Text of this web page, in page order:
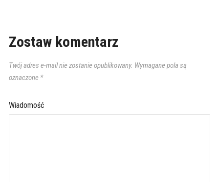
Zostaw komentarz
Twój adres e-mail nie zostanie opublikowany. Wymagane pola są
oznaczone *
Wiadomość